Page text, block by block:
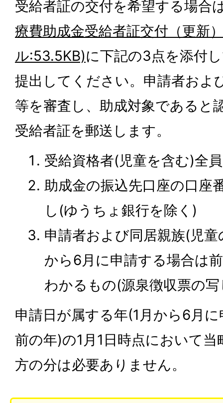
受給者証の交付を希望する場合
療費助成金受給者証交付（更新
ル:53.5KB)に下記の3点を添付
提出してください。申請者およ
等を審査し、助成対象であると
受給者証を郵送します。
受給資格者(児童を含む)全
助成金の振込先口座の口座
し(ゆうちょ銀行を除く)
申請者および同居親族(児
から6月に申請する場合は
わかるもの(源泉徴収票の
申請日が属する年(1月から6月
前の年)の1月1日時点において
方の分は必要ありません。